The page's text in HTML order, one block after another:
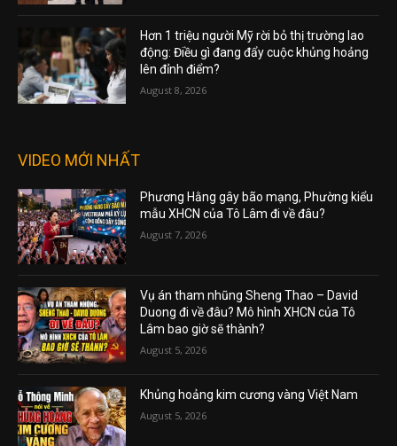
Hơn 1 triệu người Mỹ rời bỏ thị trường lao
động: Điều gì đang đẩy cuộc khủng hoảng
lên đỉnh điểm?
August 8, 2026
VIDEO MỚI NHẤT
Phương Hằng gây bão mạng, Phường kiểu
mẫu XHCN của Tô Lâm đi về đâu?
August 7, 2026
Vụ án tham nhũng Sheng Thao – David
Duong đi về đâu? Mô hình XHCN của Tô
Lâm bao giờ sẽ thành?
August 5, 2026
Khủng hoảng kim cương vàng Việt Nam
August 5, 2026